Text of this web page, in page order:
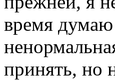
время думаю
принять, но